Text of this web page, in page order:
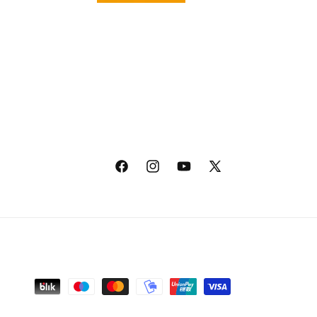
FacebookInstagramYouTube
X
Zahlungsmethoden